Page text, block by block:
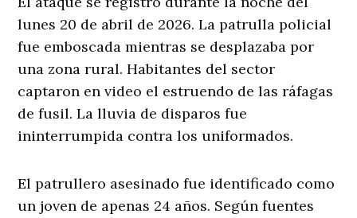
lunes 20 de abril de 2026. La patrulla policial
fue emboscada mientras se desplazaba por
una zona rural. Habitantes del sector
captaron en video el estruendo de las ráfagas
de fusil. La lluvia de disparos fue
ininterrumpida contra los uniformados.
El patrullero asesinado fue identificado como
un joven de apenas 24 años. Según fuentes